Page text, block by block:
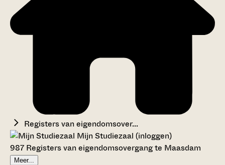
Registers van eigendomsover...
Mijn Studiezaal (inloggen)
987 Registers van eigendomsovergang te Maasdam
Meer...